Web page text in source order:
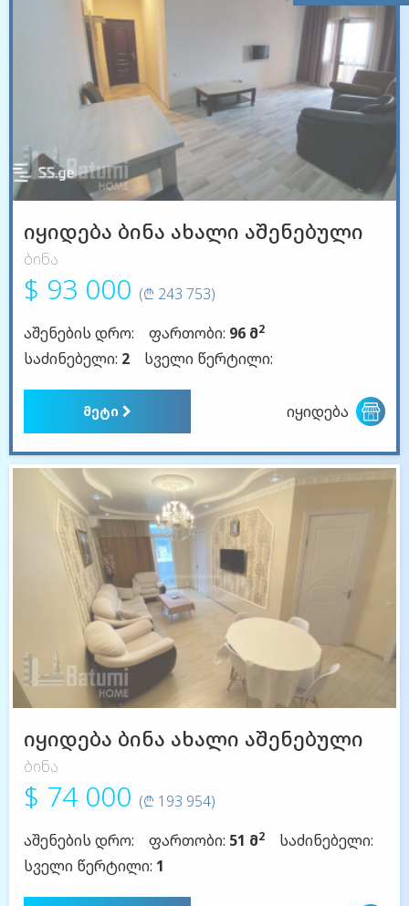
იყიდება ბინა ახალი აშენებული
ბინა
$ 93 000 (₾ 243 753)
აშენების დრო:
ფართობი: 96 მ2
საძინებელი: 2 სველი წერტილი:
მეტი იყიდება
იყიდება ბინა ახალი აშენებული
ბინა
$ 74 000 (₾ 193 954)
აშენების დრო:
ფართობი: 51 მ2
საძინებელი:
სველი წერტილი: 1